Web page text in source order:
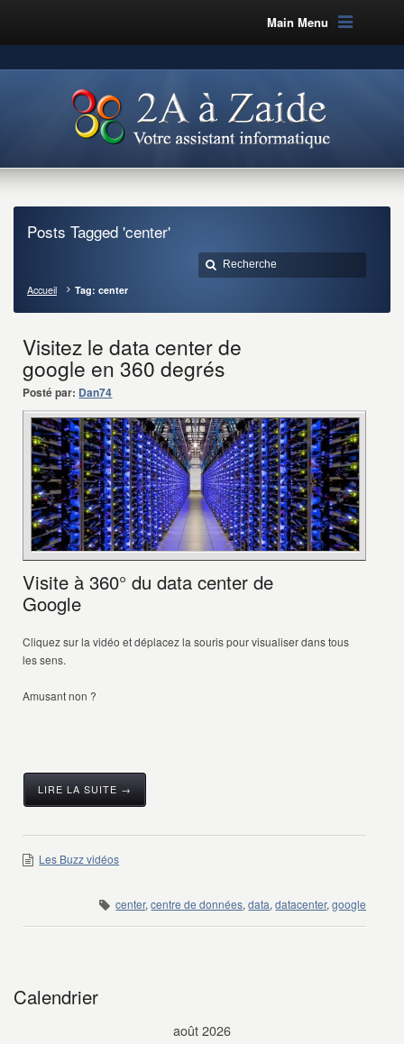
Main Menu
Posts Tagged 'center'
Accueil Tag: center
Visitez le data center de
google en 360 degrés
Posté par: Dan74
Visite à 360° du data center de
Google
Cliquez sur la vidéo et déplacez la souris pour visualiser dans tous
les sens.
Amusant non ?
LIRE LA SUITE →
Les Buzz vidéos
center,centre de données,data,datacenter,google
Calendrier
août 2026